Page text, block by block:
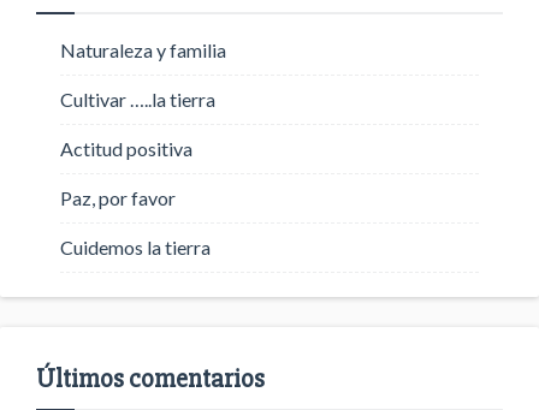
Naturaleza y familia
Cultivar …..la tierra
Actitud positiva
Paz, por favor
Cuidemos la tierra
Últimos comentarios